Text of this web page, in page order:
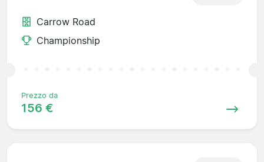
Carrow Road
Championship
Prezzo da
156 €